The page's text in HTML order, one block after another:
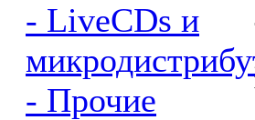
- LiveCDs и
- Прочие